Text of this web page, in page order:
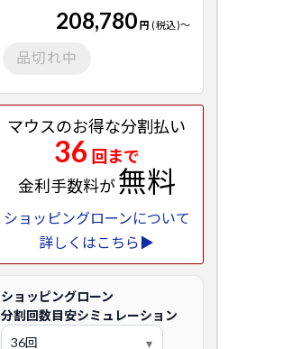
208,780 円 (税込)～
品切れ中
マウスのお得な分割払い
36 回まで
金利手数料が無料
ショッピングローンについて
詳しくはこちら▶
ショッピングローン
分割回数目安シミュレーション